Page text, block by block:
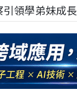
領學弟妹成長